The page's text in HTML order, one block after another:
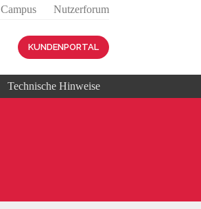
Campus Nutzerforum
KUNDENPORTAL
Technische Hinweise